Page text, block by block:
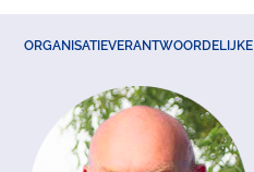
ORGANISATIEVERANTWOORDELIJKE